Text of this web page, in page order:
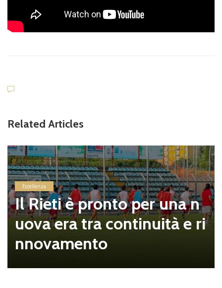
Related Articles
Eccellenza
Il Rieti è pronto per una n
uova era tra continuità e ri
nnovamento